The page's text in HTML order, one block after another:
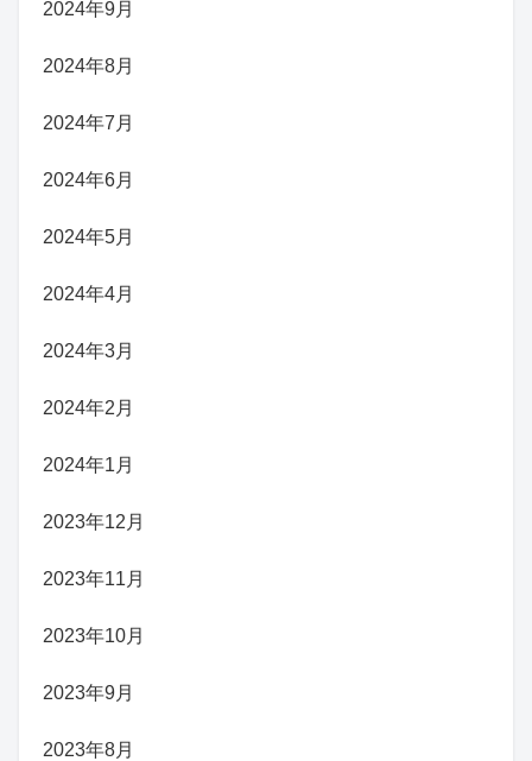
2024年9月
2024年8月
2024年7月
2024年6月
2024年5月
2024年4月
2024年3月
2024年2月
2024年1月
2023年12月
2023年11月
2023年10月
2023年9月
2023年8月